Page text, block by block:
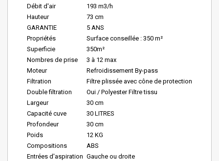
Débit d'air
193 m3/h
Hauteur
73 cm
GARANTIE
5 ANS
Propriétés
Surface conseillée : 350 m²
Superficie
350m²
Nombres de prise
3 à 12 max
Moteur
Refroidissement By-pass
Filtration
Filtre plissée avec cône de protection
Double filtration
Oui / Polyester Filtre tissu
Largeur
30 cm
Capacité cuve
30 LITRES
Profondeur
30 cm
Poids
12 KG
Compositions
ABS
Entrées d'aspiration Gauche ou droite